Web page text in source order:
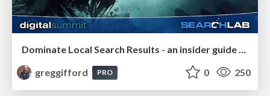
greggifford
PRO 0 250